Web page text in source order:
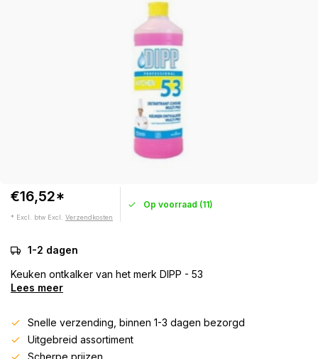
€16,52*
* Excl. btw Excl. Verzendkosten
Op voorraad (11)
1-2 dagen
Keuken ontkalker van het merk DIPP - 53
Lees meer
Snelle verzending, binnen 1-3 dagen bezorgd
Uitgebreid assortiment
Scherpe prijzen